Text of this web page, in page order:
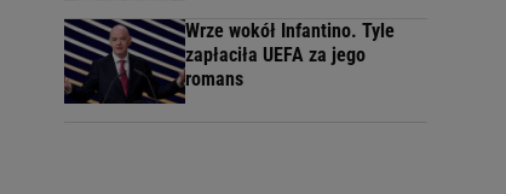
Wrze wokół Infantino. Tyle
zapłaciła UEFA za jego
romans